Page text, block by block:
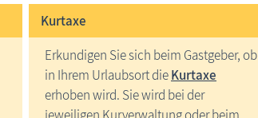
Kurtaxe
Erkundigen Sie sich beim Gastgeber, ob
in Ihrem Urlaubsort dieKurtaxe
erhoben wird. Sie wird bei der